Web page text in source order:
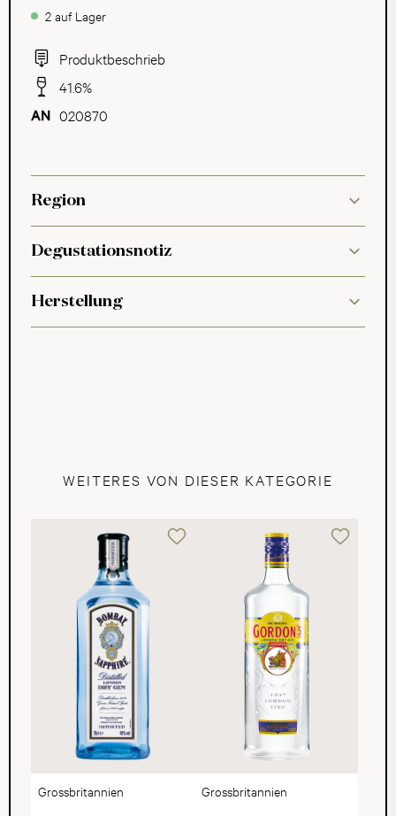
Produktbeschrieb
41.6%
020870
2 auf Lager
Region
Degustationsnotiz
Herstellung
WEITERES VON DIESER KATEGORIE
Grossbritannien Grossbritannien